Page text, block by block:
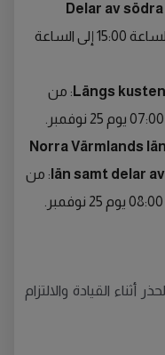
Delar av
: من الساعة 15:00 إلى الساعة
Längs : من
Norra Värmlands
län samt delar : من
القيادة والالتزام